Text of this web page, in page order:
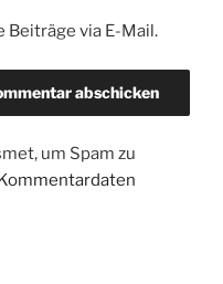
Beiträge via E-Mail.
um Spam zu